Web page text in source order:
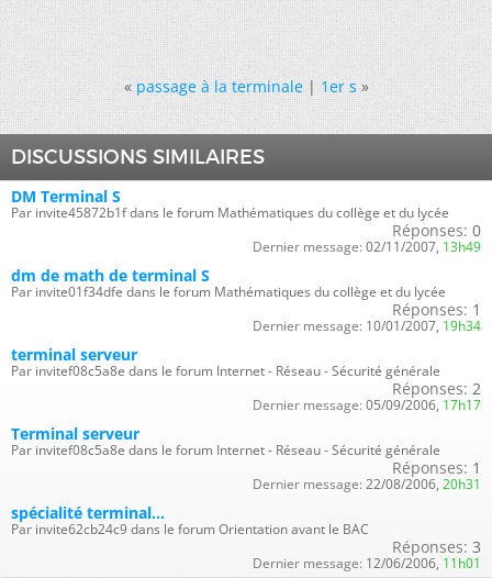
« passage à la terminale|1er s »
DISCUSSIONS SIMILAIRES
DM Terminal S
Par invite45872b1f dans le forum Mathématiques du collège et du lycée
Réponses: 0
Dernier message: 02/11/2007, 13h49
dm de math de terminal S
Par invite01f34dfe dans le forum Mathématiques du collège et du lycée
Réponses: 1
Dernier message: 10/01/2007, 19h34
terminal serveur
Par invitef08c5a8e dans le forum Internet - Réseau - Sécurité générale
Réponses: 2
Dernier message: 05/09/2006, 17h17
Terminal serveur
Par invitef08c5a8e dans le forum Internet - Réseau - Sécurité générale
Réponses: 1
Dernier message: 22/08/2006, 20h31
spécialité terminal...
Par invite62cb24c9 dans le forum Orientation avant le BAC
Réponses: 3
Dernier message: 12/06/2006, 11h01